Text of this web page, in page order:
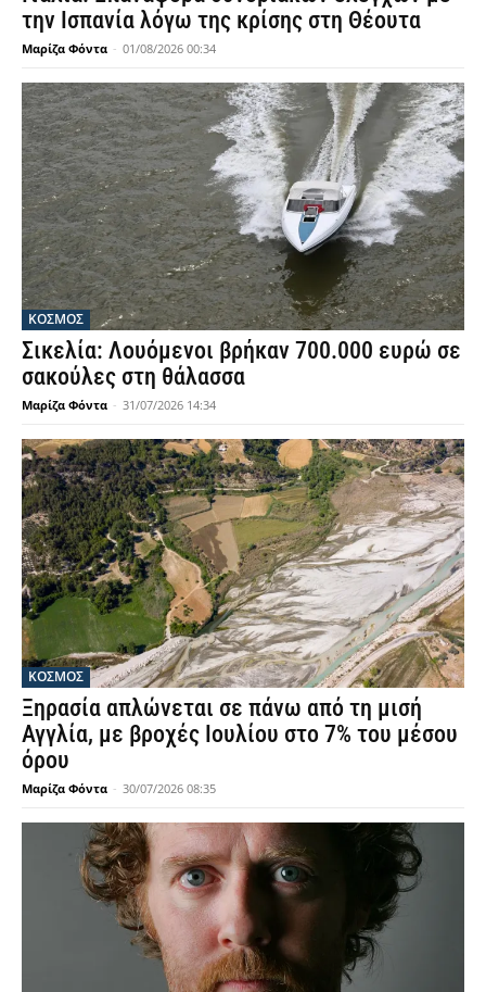
την Ισπανία λόγω της κρίσης στη Θέουτα
Μαρίζα Φόντα - 01/08/2026 00:34
ΚΟΣΜΟΣ
Σικελία: Λουόμενοι βρήκαν 700.000 ευρώ σε
σακούλες στη θάλασσα
Μαρίζα Φόντα - 31/07/2026 14:34
ΚΟΣΜΟΣ
Ξηρασία απλώνεται σε πάνω από τη μισή
Αγγλία, με βροχές Ιουλίου στο 7% του μέσου
όρου
Μαρίζα Φόντα - 30/07/2026 08:35